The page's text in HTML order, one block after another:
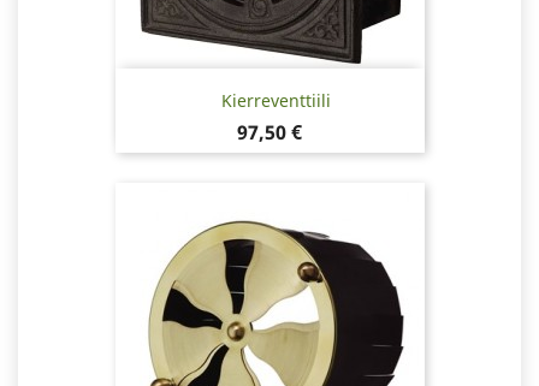
Kierreventtiili
Hinta
97,50 €